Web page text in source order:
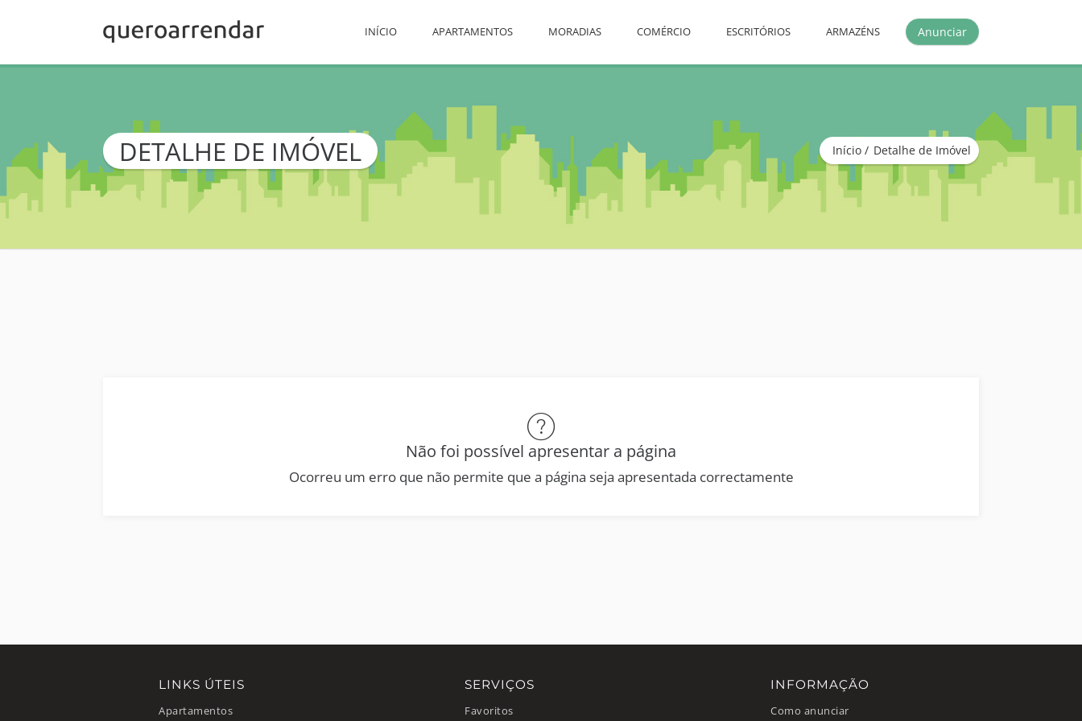
Anunciar
INÍCIO APARTAMENTOS MORADIAS COMÉRCIO ESCRITÓRIOS ARMAZÉNS
DETALHE DE IMÓVEL Início Detalhe de Imóvel
Não foi possível apresentar a página
Ocorreu um erro que não permite que a página seja apresentada correctamente
LINKS ÚTEIS
Apartamentos
SERVIÇOS
Favoritos
INFORMAÇÃO
Como anunciar